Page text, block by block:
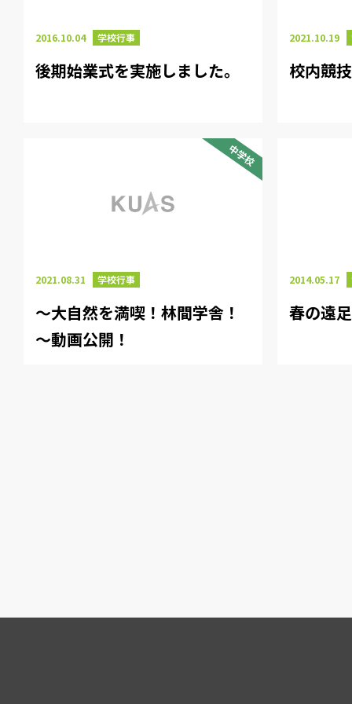
2016.10.04 学校行事
後期始業式を実施しました。
2021.10.19
校内競
中学校
2021.08.31 学校行事
～大自然を満喫！林間学舎！
～動画公開！
2014.05.17
春の遠